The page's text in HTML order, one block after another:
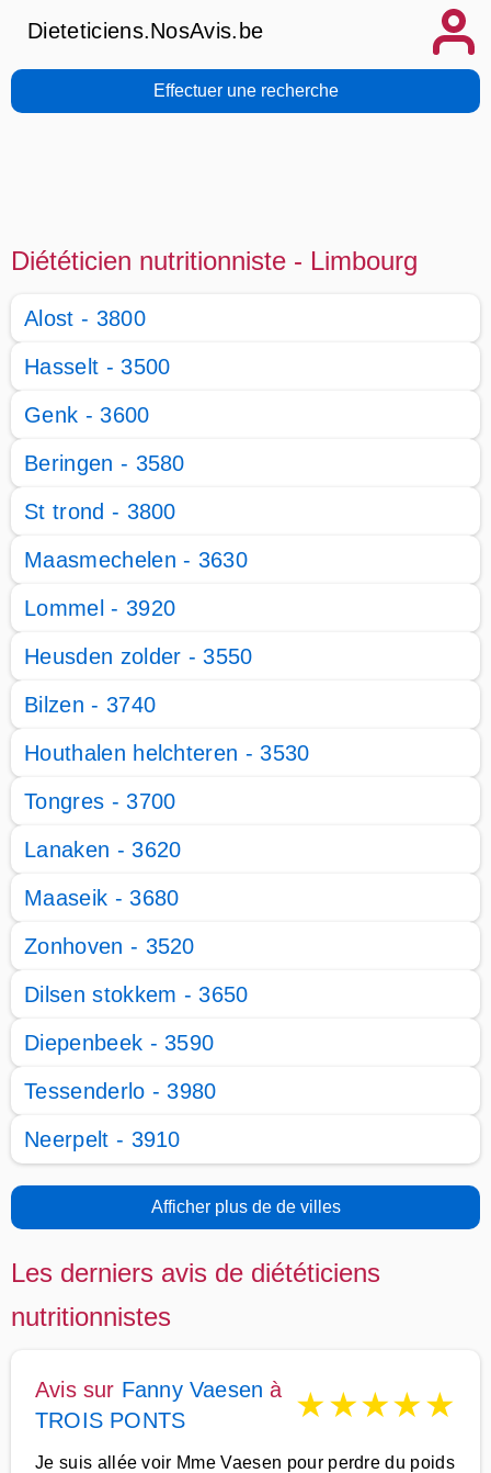
Dieteticiens.NosAvis.be
Effectuer une recherche
Diététicien nutritionniste - Limbourg
Alost - 3800
Hasselt - 3500
Genk - 3600
Beringen - 3580
St trond - 3800
Maasmechelen - 3630
Lommel - 3920
Heusden zolder - 3550
Bilzen - 3740
Houthalen helchteren - 3530
Tongres - 3700
Lanaken - 3620
Maaseik - 3680
Zonhoven - 3520
Dilsen stokkem - 3650
Diepenbeek - 3590
Tessenderlo - 3980
Neerpelt - 3910
Afficher plus de de villes
Les derniers avis de diététiciens
nutritionnistes
Avis sur Fanny Vaesen à
TROIS PONTS
★★★★★
Je suis allée voir Mme Vaesen pour perdre du poids